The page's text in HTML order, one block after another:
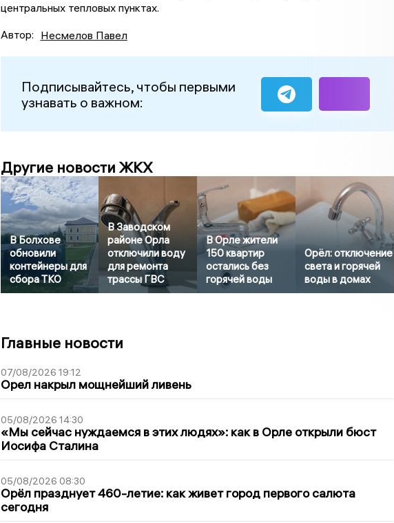
центральных тепловых пунктах.
Автор: Несмелов Павел
Подписывайтесь, чтобы первыми
узнавать о важном:
Другие новости ЖКХ
В Болхове
обновили
контейнеры для
сбора ТКО
В Заводском
районе Орла
отключили воду
для ремонта
трассы ГВС
В Орле жители
150 квартир
остались без
горячей воды
Орёл: отключение
света и горячей
воды в домах
Главные новости
07/08/2026 19:12
Орел накрыл мощнейший ливень
05/08/2026 14:30
«Мы сейчас нуждаемся в этих людях»: как в Орле открыли бюст
Иосифа Сталина
05/08/2026 08:30
Орёл празднует 460-летие: как живет город первого салюта
сегодня